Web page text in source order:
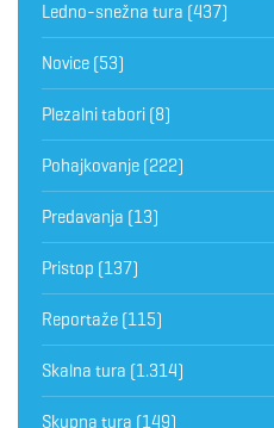
Ledno-snežna tura (437)
Novice (53)
Plezalni tabori (8)
Pohajkovanje (222)
Predavanja (13)
Pristop (137)
Reportaže (115)
Skalna tura (1.314)
Skupna tura (149)